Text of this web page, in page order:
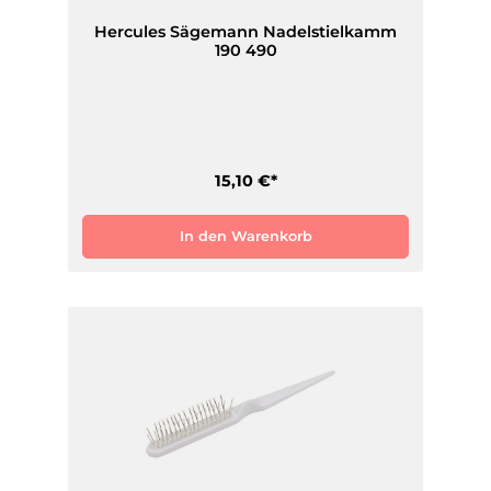
Hercules Sägemann Nadelstielkamm
190 490
15,10 €*
In den Warenkorb